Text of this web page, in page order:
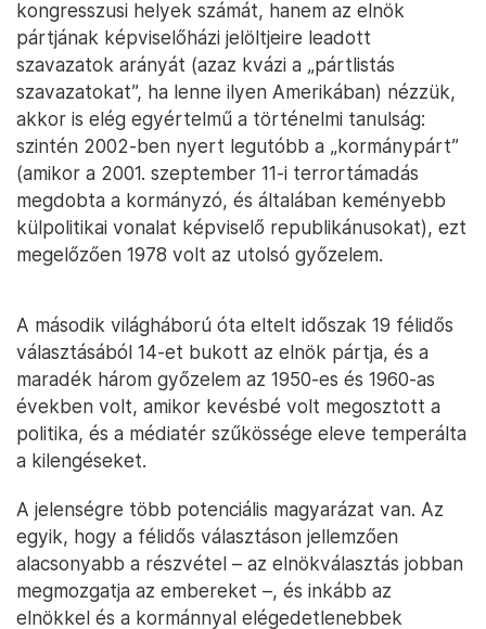
kongresszusi helyek számát, hanem az elnök
pártjának képviselőházi jelöltjeire leadott
szavazatok arányát (azaz kvázi a „pártlistás
szavazatokat”, ha lenne ilyen Amerikában) nézzük,
akkor is elég egyértelmű a történelmi tanulság:
szintén 2002-ben nyert legutóbb a „kormánypárt”
(amikor a 2001. szeptember 11-i terrortámadás
megdobta a kormányzó, és általában keményebb
külpolitikai vonalat képviselő republikánusokat), ezt
megelőzően 1978 volt az utolsó győzelem.
A második világháború óta eltelt időszak 19 félidős
választásából 14-et bukott az elnök pártja, és a
maradék három győzelem az 1950-es és 1960-as
években volt, amikor kevésbé volt megosztott a
politika, és a médiatér szűkössége eleve temperálta
a kilengéseket.
A jelenségre több potenciális magyarázat van. Az
egyik, hogy a félidős választáson jellemzően
alacsonyabb a részvétel – az elnökválasztás jobban
megmozgatja az embereket –, és inkább az
elnökkel és a kormánnyal elégedetlenebbek